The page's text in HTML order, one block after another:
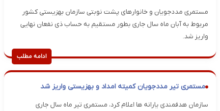
مستمری مددجویان و خانوارهای پشت نوبتی سازمان بهزیستی کشور
مربوط به آبان ماه سال جاری بطور مستقیم به حساب ذی نفعان نهایی
واریز شد.
ادامه مطلب
مستمری تیر مددجویان کمیته امداد و بهزیستی واریز شد
سازمان هدفمندی یارانه ها اعلام کرد، مستمری تیر ماه سال جاری